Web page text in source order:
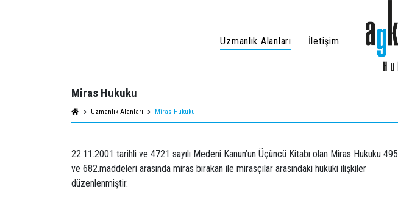
Uzmanlık Alanları(current)
İletişim
Miras Hukuku
Uzmanlık Alanları Miras Hukuku
22.11.2001 tarihli ve 4721 sayılı Medeni Kanun’un Üçüncü Kitabı olan Miras Hukuku 495
ve 682.maddeleri arasında miras bırakan ile mirasçılar arasındaki hukuki ilişkiler
düzenlenmiştir.